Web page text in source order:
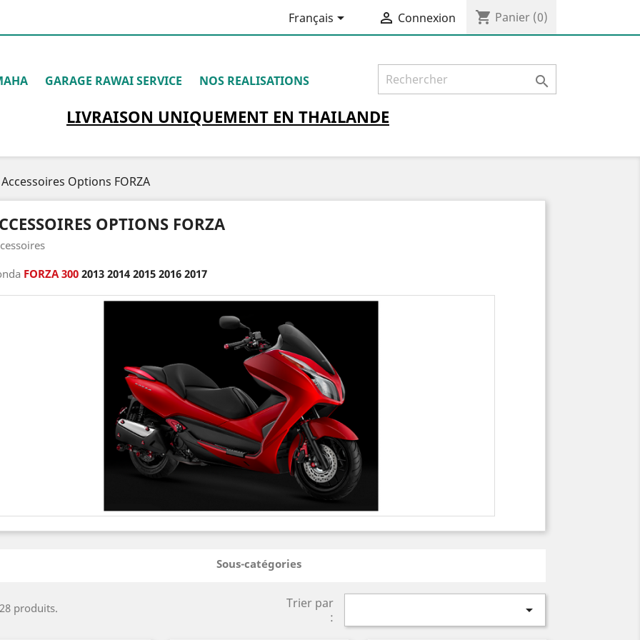
Français  Connexion shopping_cart Panier (0)
GARAGE RAWAI SERVICE NOS REALISATIONS 
LIVRAISON UNIQUEMENTEN THAILANDE
Accessoires Options FORZA
OPTIONS FORZA
FORZA 300 2013 2014 2015 2016 2017
Sous-catégories
produits.
Trier par
:
